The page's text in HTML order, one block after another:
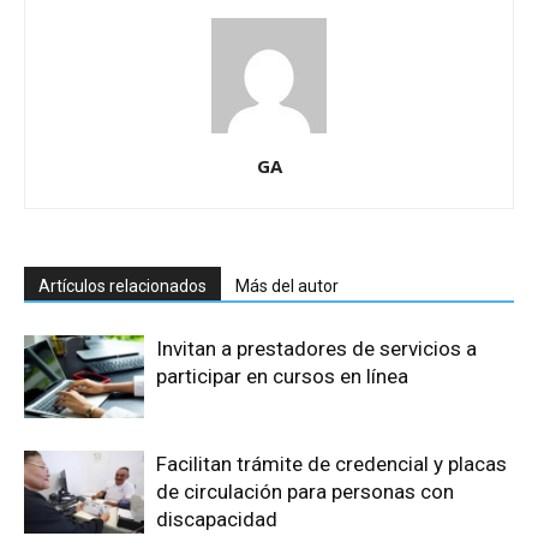
GA
Artículos relacionados Más del autor
Invitan a prestadores de servicios a
participar en cursos en línea
Facilitan trámite de credencial y placas
de circulación para personas con
discapacidad